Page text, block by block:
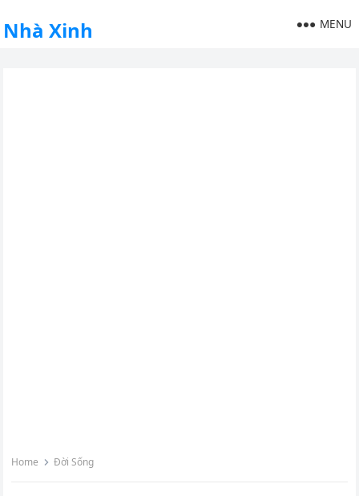
Nhà Xinh MENU
Home Đời Sống